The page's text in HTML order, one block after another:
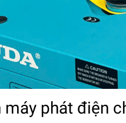
phát điện